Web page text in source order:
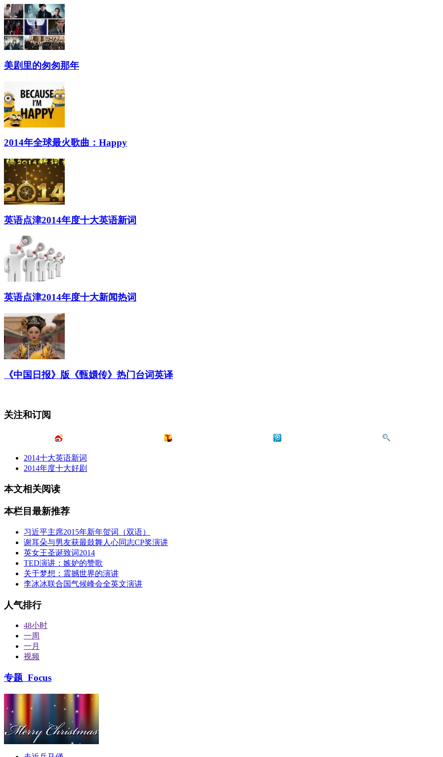
美剧里的匆匆那年
2014年全球最火歌曲：Happy
英语点津2014年度十大英语新词
英语点津2014年度十大新闻热词
《中国日报》版《甄嬛传》热门台词英译
关注和订阅
2014十大英语新词
2014年度十大好剧
本文相关阅读
本栏目最新推荐
习近平主席2015年新年贺词（双语）
谢耳朵与男友获最鼓舞人心同志CP奖演讲
英女王圣诞致词2014
TED演讲：嫉妒的赞歌
关于梦想：震撼世界的演讲
李冰冰联合国气候峰会全英文演讲
人气排行
48小时
一周
一月
视频
专题 Focus